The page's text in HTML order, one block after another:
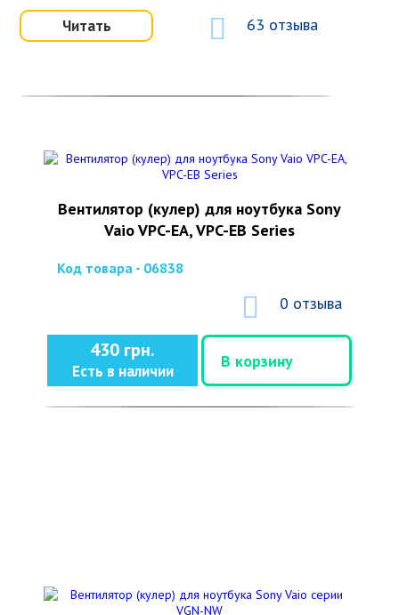
Читать 63 отзыва
Вентилятор (кулер) для ноутбука Sony
Vaio VPC-EA, VPC-EB Series
Код товара - 06838
0 отзыва
430 грн.
Есть в наличии
В корзину